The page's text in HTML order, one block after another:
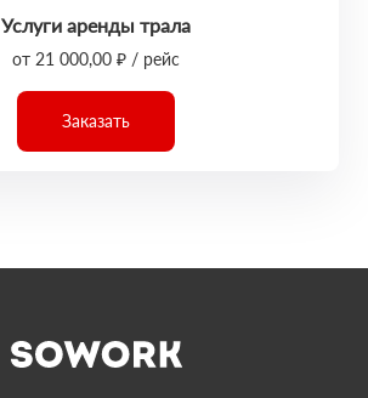
Услуги аренды трала
от 21 000,00 ₽ / рейс
Заказать